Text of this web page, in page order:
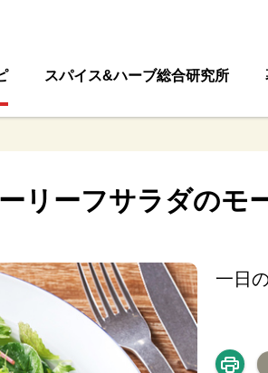
スパイス&ハーブ総合研究所
リーフサラダのモ
一日